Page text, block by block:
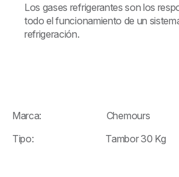
Los gases refrigerantes son los
todo el funcionamiento de un
refrigeración.
Marca: Chemours
Tipo: Tambor 30 Kg